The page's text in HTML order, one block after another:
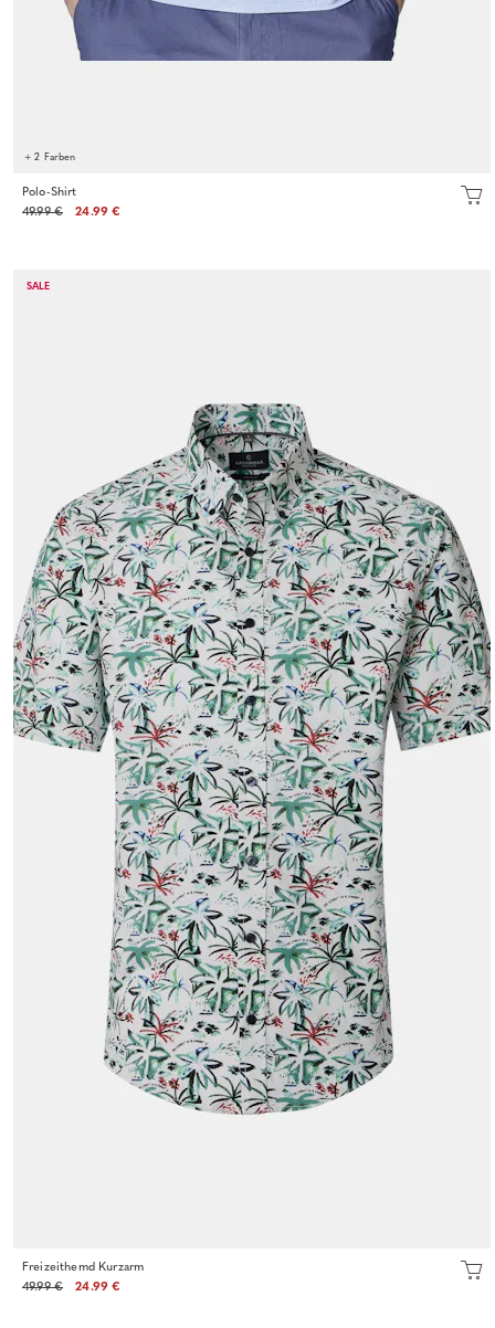
+ 2 Farben
Polo-Shirt
49.99 €
24.99 €
SALE
Freizeithemd Kurzarm
49.99 €
24.99 €